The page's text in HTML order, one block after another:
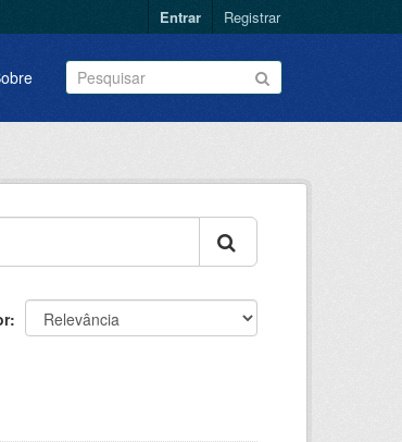
Entrar Registrar